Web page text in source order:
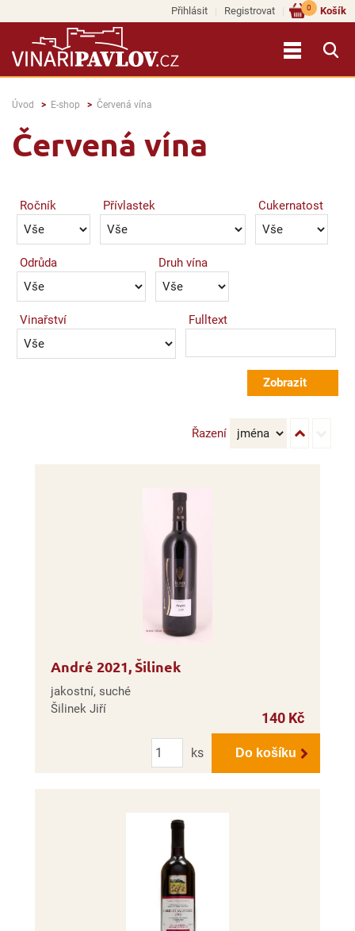
Přihlásit Registrovat Košík
0
Úvod E-shop Červená vína
Červená vína
Ročník Přívlastek Cukernatost
Odrůda Druh vína
Vinařství Fulltext
Řazení
André 2021, Šilinek
jakostní, suché
Šilinek Jiří
140 Kč
Počet
ks
Do košíku